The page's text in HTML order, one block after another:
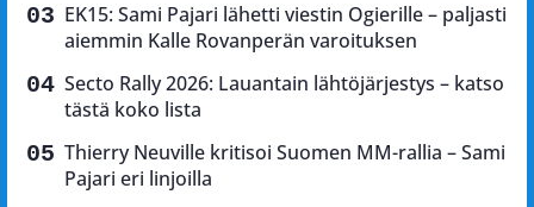
EK15: Sami Pajari lähetti viestin Ogierille – paljasti
aiemmin Kalle Rovanperän varoituksen
Secto Rally 2026: Lauantain lähtöjärjestys – katso
tästä koko lista
Thierry Neuville kritisoi Suomen MM-rallia – Sami
Pajari eri linjoilla